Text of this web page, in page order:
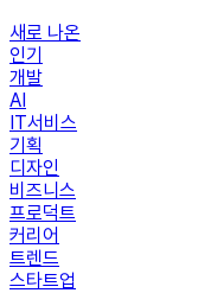
새로 나온
인기
개발
AI
IT서비스
기획
디자인
비즈니스
프로덕트
커리어
트렌드
스타트업